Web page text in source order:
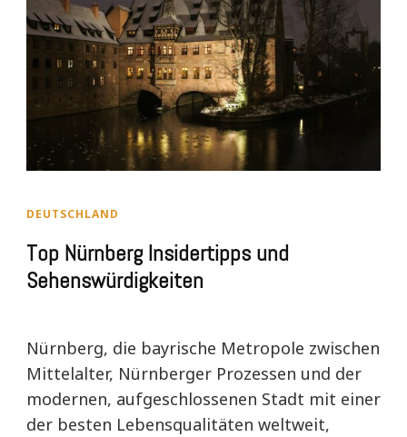
DEUTSCHLAND
Top Nürnberg Insidertipps und
Sehenswürdigkeiten
Nürnberg, die bayrische Metropole zwischen
Mittelalter, Nürnberger Prozessen und der
modernen, aufgeschlossenen Stadt mit einer
der besten Lebensqualitäten weltweit,